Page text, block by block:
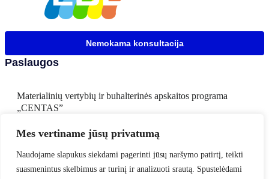
Mes vertiname jūsų privatumą
Naudojame slapukus siekdami pagerinti jūsų naršymo patirtį, teikti
suasmenintus skelbimus ar turinį ir analizuoti srautą. Spustelėdami
Paslaugos
Materialinių vertybių ir buhalterinės apskaitos programa
„CENTAS”
CENTAS WS
Nemokama konsultacija